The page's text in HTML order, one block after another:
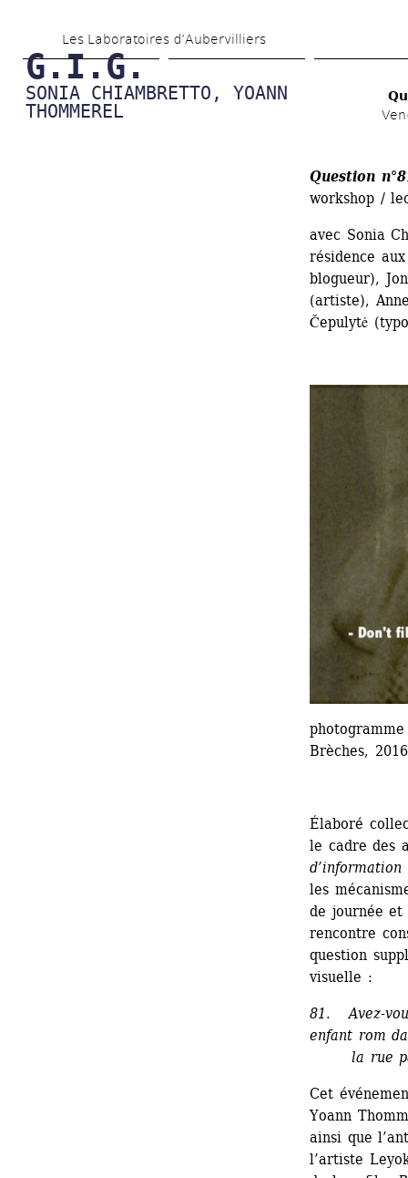
au
contenu
principal
Les Laboratoires d’Aubervilliers
G.I.G.
SONIA CHIAMBRETTO, YOANN
THOMMEREL
Question
workshop /
avec Sonia
résidence
blogueur),
(artiste),
Čepulytė
Brèches, 2016
Élaboré
le cadre des
les
de journée
rencontre
question
visuelle :
81. Avez-
enfant rom
la rue
Cet
Yoann
ainsi que
l’artiste